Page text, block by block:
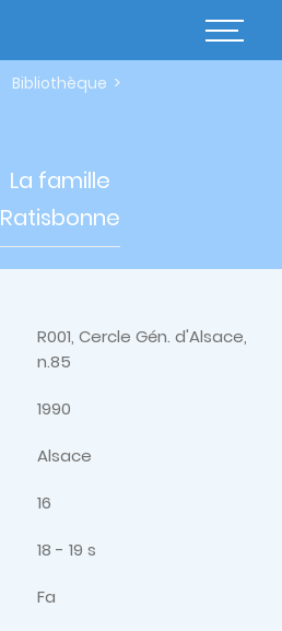
Basculer
Bibliothèque
La famille
Ratisbonne
R001, Cercle Gén. d'Alsace,
n.85
1990
Alsace
16
18 - 19 s
Fa